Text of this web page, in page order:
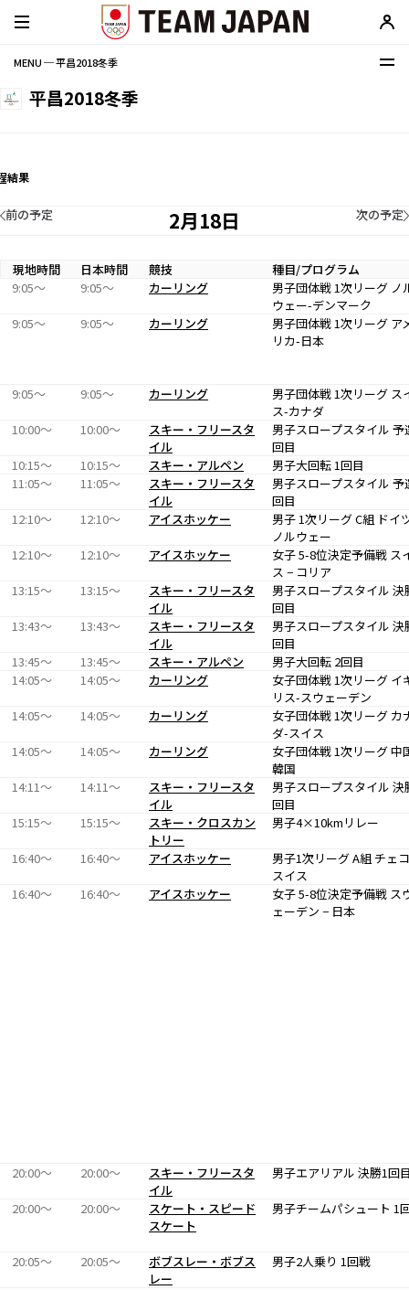
MENU ─ 平昌2018冬季
平昌2018冬季
結果
2月18日
前の予定 次の予定
現地時間 日本時間 競技
種目/プログラム
9:05〜
9:05〜 カーリング
男子団体戦 1次リーグ ノ
ウェー-デンマーク
9:05〜
9:05〜 カーリング
男子団体戦 1次リーグ ア
リカ-日本
9:05〜 9:05〜 カーリング
男子団体戦 1次リーグ ス
ス-カナダ
10:00〜
10:00〜
スキー・フリースタ
イル
男子スロープスタイル 予
回目
10:15〜
10:15〜 スキー・アルペン
男子大回転 1回目
11:05〜
11:05〜
スキー・フリースタ
イル
男子スロープスタイル 予
回目
12:10〜
12:10〜 アイスホッケー
男子 1次リーグ C組 ドイ
ノルウェー
12:10〜
12:10〜 アイスホッケー
女子 5-8位決定予備戦 ス
ス − コリア
13:15〜
13:15〜
スキー・フリースタ
イル
男子スロープスタイル 決
回目
13:43〜
13:43〜
スキー・フリースタ
イル
男子スロープスタイル 決
回目
13:45〜
13:45〜 スキー・アルペン
男子大回転 2回目
14:05〜
14:05〜 カーリング
女子団体戦 1次リーグ イ
リス-スウェーデン
14:05〜
14:05〜 カーリング
女子団体戦 1次リーグ カ
ダ-スイス
14:05〜
14:05〜 カーリング
女子団体戦 1次リーグ 中
韓国
14:11〜
14:11〜
スキー・フリースタ
イル
男子スロープスタイル 決
回目
15:15〜
15:15〜
スキー・クロスカン
トリー
男子4×10kmリレー
16:40〜 16:40〜 アイスホッケー
男子1次リーグ A組 チェ
スイス
16:40〜
16:40〜 アイスホッケー
女子 5-8位決定予備戦 ス
ェーデン − 日本
20:00〜 20:00〜
スキー・フリースタ
イル
男子エアリアル 決勝1回
20:00〜 20:00〜
スケート・スピード
スケート
男子チームパシュート 1
20:05〜 20:05〜
ボブスレー・ボブス
レー
男子2人乗り 1回戦